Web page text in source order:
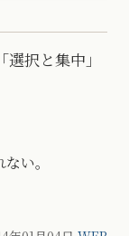
択と集中」
い。